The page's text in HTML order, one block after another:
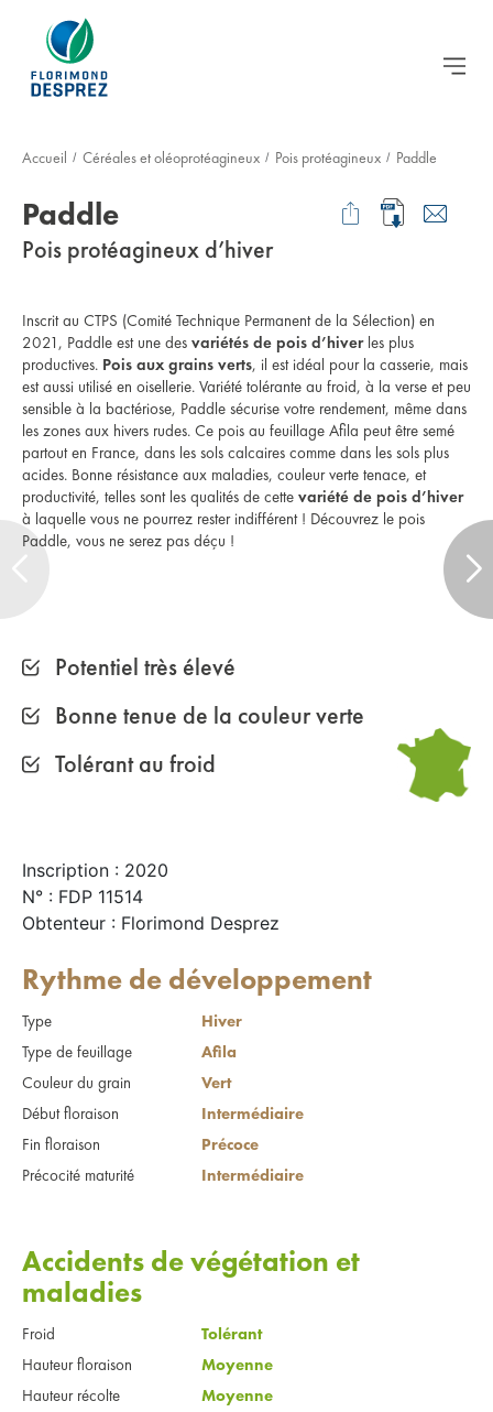
Accueil / Céréales et oléoprotéagineux / Pois protéagineux / Paddle
Paddle
Pois protéagineux d’hiver
Inscrit au CTPS (Comité Technique Permanent de la Sélection) en
2021, Paddle est une des variétés de pois d’hiverles plus
productives. Pois aux grains verts, il est idéal pour la casserie, mais
est aussi utilisé en oisellerie. Variété tolérante au froid, à la verse et peu
sensible à la bactériose, Paddle sécurise votre rendement, même dans
les zones aux hivers rudes. Ce pois au feuillage Afila peut être semé
partout en France, dans les sols calcaires comme dans les sols plus
acides. Bonne résistance aux maladies, couleur verte tenace, et
productivité, telles sont les qualités de cette variété de pois d’hiver
à laquelle vous ne pourrez rester indifférent ! Découvrez le pois
Paddle, vous ne serez pas déçu !
Potentiel très élevé
Bonne tenue de la couleur verte
Tolérant au froid
Inscription : 2020
N° : FDP 11514
Obtenteur : Florimond Desprez
Rythme de développement
Type
Hiver
Type de feuillage
Afila
Couleur du grain
Vert
Début floraison
Intermédiaire
Fin floraison
Précoce
Précocité maturité
Intermédiaire
Accidents de végétation et
maladies
Froid
Tolérant
Hauteur floraison
Moyenne
Hauteur récolte
Moyenne